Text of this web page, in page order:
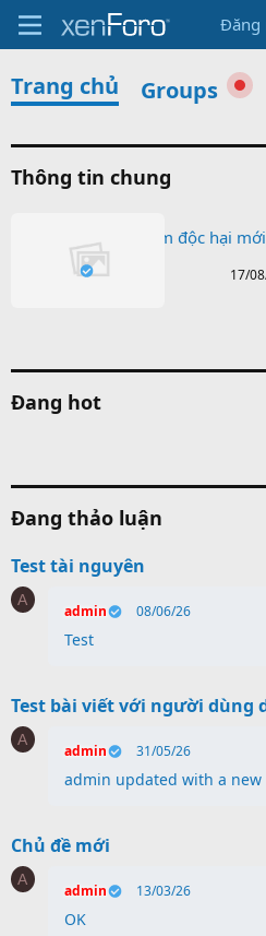
Đăng
Trang chủ Groups
Thông tin chung
WispRider phần mềm độc hại
admin 17/
Đang hot
Đang thảo luận
Test tài nguyên
A
admin 08/06/26
Test
Test bài viết với người dùng
A
admin 31/05/26
admin updated with a new
Chủ đề mới
A
admin 13/03/26
OK